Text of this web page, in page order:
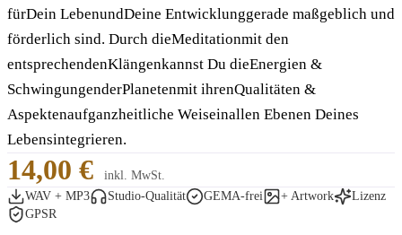
fürDein LebenundDeine Entwicklunggerade maßgeblich und
förderlich sind. Durch dieMeditationmit den
entsprechendenKlängenkannst Du dieEnergien &
SchwingungenderPlanetenmit ihrenQualitäten &
Aspektenaufganzheitliche Weiseinallen Ebenen Deines
Lebensintegrieren.
14,00 €
inkl. MwSt.
WAV + MP3
Studio-Qualität GEMA-frei + Artwork
Lizenz
GPSR